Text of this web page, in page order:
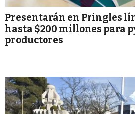
Presentarán en Pringles
hasta $200 millones para
productores